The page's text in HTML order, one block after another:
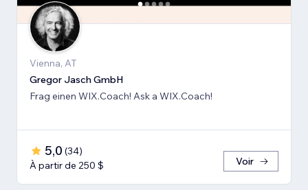
Vienna, AT
Gregor Jasch GmbH
Frag einen WIX.Coach! Ask a WIX.Coach!
5,0 (34)
À partir de 250 $
Voir